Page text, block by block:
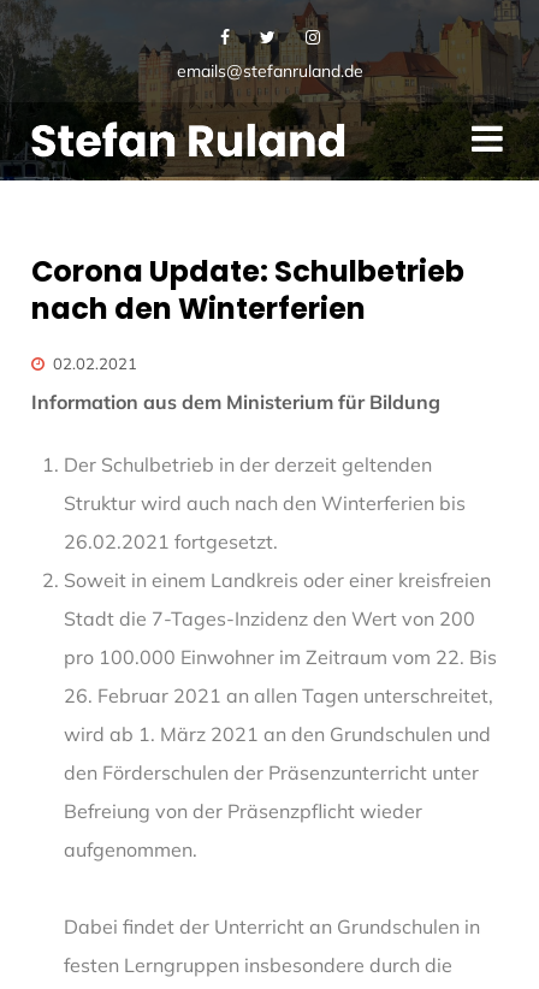
emails@stefanruland.de
Corona Update: Schulbetrieb
nach den Winterferien
02.02.2021
Information aus dem Ministerium für Bildung
Der Schulbetrieb in der derzeit geltenden
Struktur wird auch nach den Winterferien bis
26.02.2021 fortgesetzt.
Soweit in einem Landkreis oder einer kreisfreien
Stadt die 7-Tages-Inzidenz den Wert von 200
pro 100.000 Einwohner im Zeitraum vom 22. Bis
26. Februar 2021 an allen Tagen unterschreitet,
wird ab 1. März 2021 an den Grundschulen und
den Förderschulen der Präsenzunterricht unter
Befreiung von der Präsenzpflicht wieder
aufgenommen.
Dabei findet der Unterricht an Grundschulen in
festen Lerngruppen insbesondere durch die